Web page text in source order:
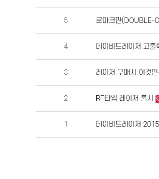
5 로마크판(DOUBLE-
4 데이비드레이저 고출
3 레이저 구매시 이것
2 RF타입 레이저 출시
1 데이비드레이저